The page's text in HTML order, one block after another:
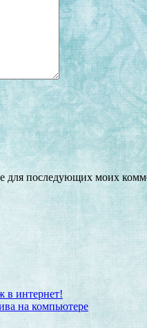
для последующих моих
в интернет!
на компьютере